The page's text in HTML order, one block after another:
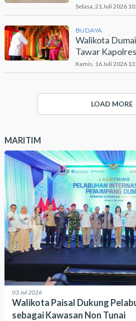
Selasa, 21 Juli 2026
BUDAYA
Walikota
Tawar
Kamis, 16 Juli 2026
LOAD MORE
MARITIM
03 Jul 2026
Walikota Paisal Dukung
sebagai Kawasan Non Tunai